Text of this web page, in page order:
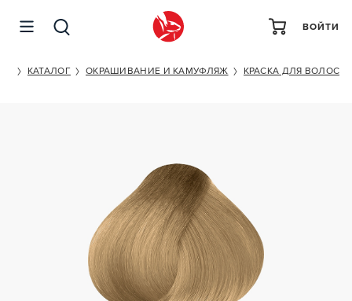
ВОЙТИ
КАТАЛОГ ОКРАШИВАНИЕ И КАМУФЛЯЖ КРАСКА ДЛЯ ВОЛОС
KEUNE TINTA COLOR NO.9